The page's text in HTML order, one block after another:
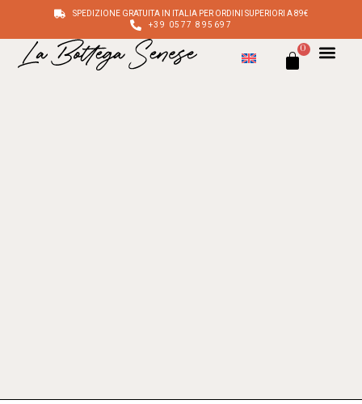
SPEDIZIONE GRATUITA IN ITALIA PER ORDINI SUPERIORI A 89€
+39 0577 895697
0